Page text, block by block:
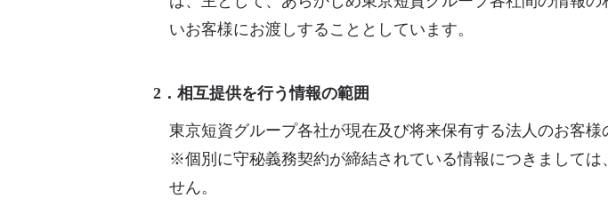
いお客様にお渡しすることとしています。
2．相互提供を行う情報の範囲
東京短資グループ各社が現在及び将来保有する法人のお客様
※個別に守秘義務契約が締結されている情報につきまして
せん。